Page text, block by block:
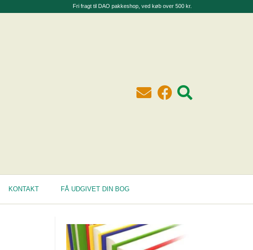
Fri fragt til DAO pakkeshop, ved køb over 500 kr.
KONTAKT FÅ UDGIVET DIN BOG